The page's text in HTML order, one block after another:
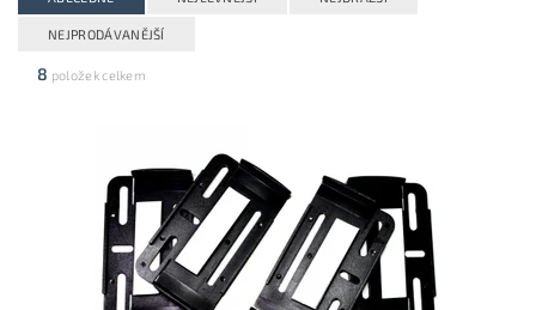
NEJPRODÁVANĚJŠÍ
8 položek celkem